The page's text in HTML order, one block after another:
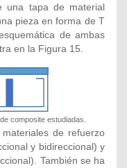
una tapa de material
pieza en forma de T
de ambas
en la Figura 15.
composite estudiadas.
de refuerzo
y bidireccional) y
También se ha